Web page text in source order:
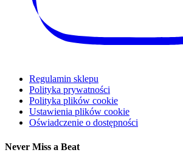
Regulamin sklepu
Polityka prywatności
Polityka plików cookie
Ustawienia plików cookie
Oświadczenie o dostępności
Never Miss a Beat